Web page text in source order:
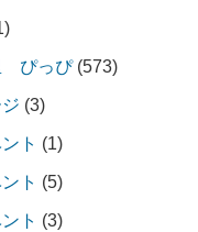
ぴっぴ(573)
(3)
ト (1)
ト (5)
ト (3)